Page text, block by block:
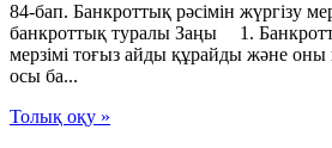
84-бап. Банкроттық рәсімін жүргізу
банкроттық туралы Заңы 1.
мерзімі тоғыз айды құрайды және
осы ба...
Толық оқу »